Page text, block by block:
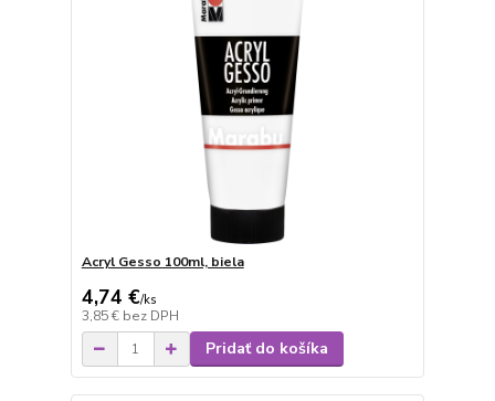
Acryl Gesso 100ml, biela
4,74 €/ks
3,85 € bez DPH
Pridať do košíka